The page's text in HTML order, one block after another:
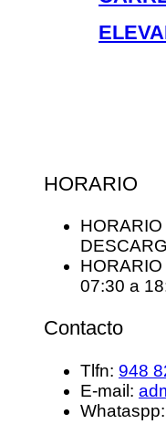
HORARIO
07:30 a
Contacto
Tlfn: 948
E-mail:
Whataspp: